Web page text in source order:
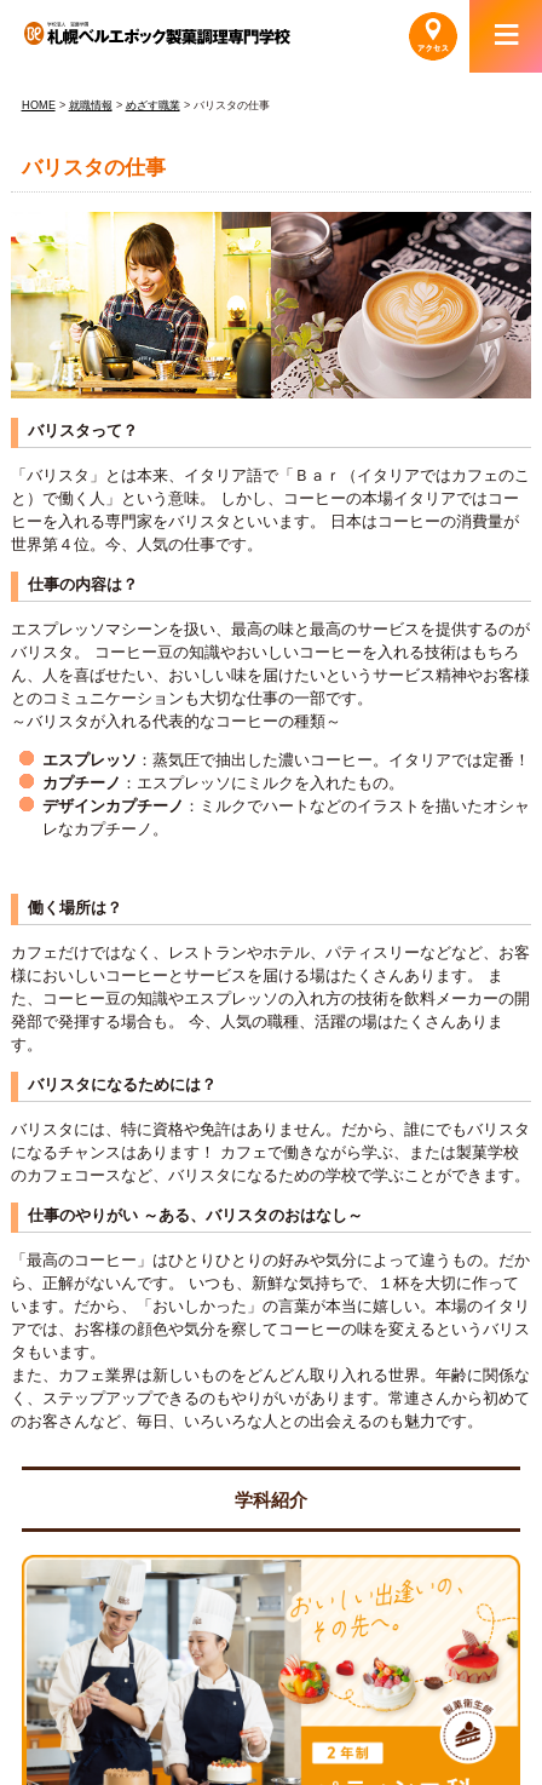
HOME> 就職情報 > めざす職業> バリスタの仕事
バリスタの仕事
バリスタって？
「バリスタ」とは本来、イタリア語で「Ｂａｒ（イタリアではカフェのこ
と）で働く人」という意味。 しかし、コーヒーの本場イタリアではコー
ヒーを入れる専門家をバリスタといいます。 日本はコーヒーの消費量が
世界第４位。今、人気の仕事です。
仕事の内容は？
エスプレッソマシーンを扱い、最高の味と最高のサービスを提供するのが
バリスタ。 コーヒー豆の知識やおいしいコーヒーを入れる技術はもちろ
ん、人を喜ばせたい、おいしい味を届けたいというサービス精神やお客様
とのコミュニケーションも大切な仕事の一部です。
～バリスタが入れる代表的なコーヒーの種類～
エスプレッソ ：蒸気圧で抽出した濃いコーヒー。イタリアでは定番！
カプチーノ ：エスプレッソにミルクを入れたもの。
デザインカプチーノ ：ミルクでハートなどのイラストを描いたオシャ
レなカプチーノ。
働く場所は？
カフェだけではなく、レストランやホテル、パティスリーなどなど、お客
様においしいコーヒーとサービスを届ける場はたくさんあります。 ま
た、コーヒー豆の知識やエスプレッソの入れ方の技術を飲料メーカーの開
発部で発揮する場合も。 今、人気の職種、活躍の場はたくさんありま
す。
バリスタになるためには？
バリスタには、特に資格や免許はありません。だから、誰にでもバリスタ
になるチャンスはあります！ カフェで働きながら学ぶ、または製菓学校
のカフェコースなど、バリスタになるための学校で学ぶことができます。
仕事のやりがい ～ある、バリスタのおはなし～
「最高のコーヒー」はひとりひとりの好みや気分によって違うもの。だか
ら、正解がないんです。 いつも、新鮮な気持ちで、１杯を大切に作って
います。だから、「おいしかった」の言葉が本当に嬉しい。本場のイタリ
アでは、お客様の顔色や気分を察してコーヒーの味を変えるというバリス
タもいます。
また、カフェ業界は新しいものをどんどん取り入れる世界。年齢に関係な
く、ステップアップできるのもやりがいがあります。常連さんから初めて
のお客さんなど、毎日、いろいろな人との出会えるのも魅力です。
学科紹介